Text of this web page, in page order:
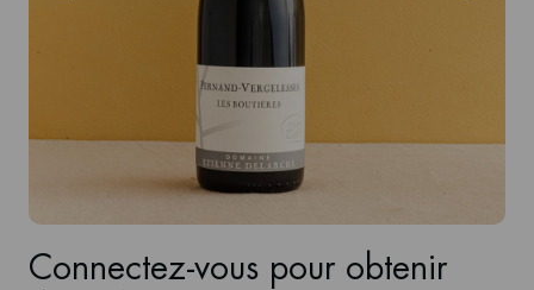
Connectez-vous pour obtenir